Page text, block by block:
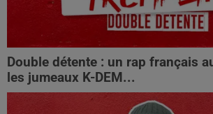
Double détente : un rap français
les jumeaux K-DEM...